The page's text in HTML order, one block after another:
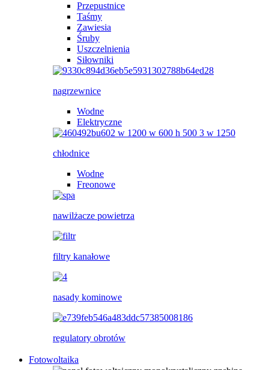
Przepustnice
Taśmy
Zawiesia
Śruby
Uszczelnienia
Siłowniki
nagrzewnice
Wodne
Elektryczne
chłodnice
Wodne
Freonowe
nawilżacze powietrza
filtry kanałowe
nasady kominowe
regulatory obrotów
Fotowoltaika